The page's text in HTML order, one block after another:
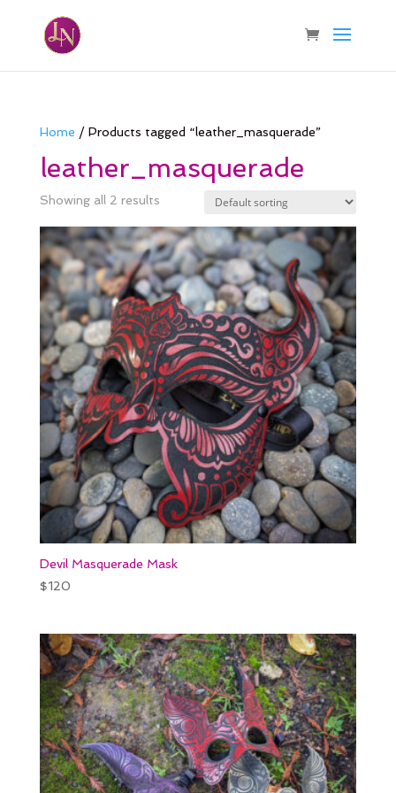
Home / Products tagged “leather_masquerade”
leather_masquerade
Showing all 2 results
Devil Masquerade Mask
$120